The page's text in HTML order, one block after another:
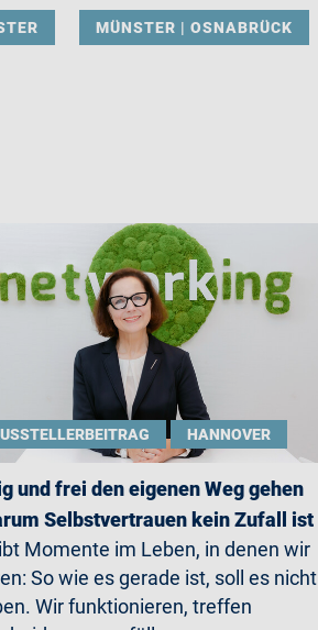
MÜNSTER | OSNABRÜCK
HANNOVER
und frei den eigenen Weg gehen
Selbstvertrauen kein Zufall ist
Momente im Leben, in denen wir
So wie es gerade ist, soll es nicht
Wir funktionieren, treffen